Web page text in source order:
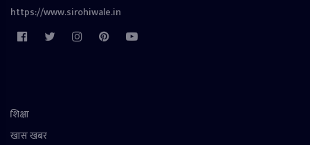
https://www.sirohiwale.in
शिक्षा
खास खबर